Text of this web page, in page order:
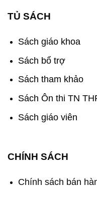
TỦ SÁCH
Sách giáo khoa
Sách bổ trợ
Sách tham khảo
Sách Ôn thi TN
Sách giáo viên
CHÍNH SÁCH
Chính sách bán